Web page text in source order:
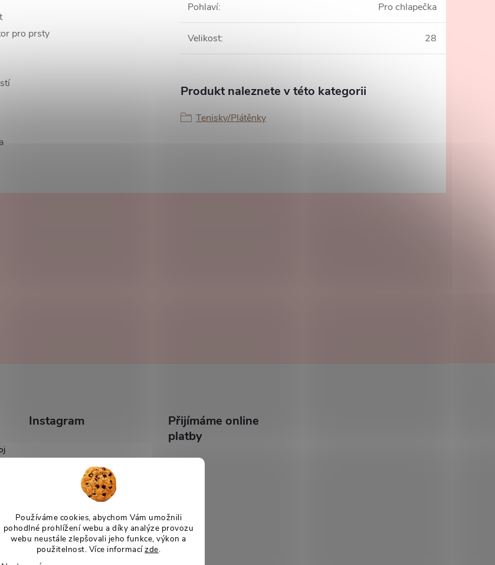
Používáme cookies, abychom Vám umožnili
pohodlné prohlížení webu a díky analýze provozu
webu neustále zlepšovali jeho funkce, výkon a
použitelnost. Více informacízde.
pro prsty
Pohlaví: Pro chlapečka
Velikost: 28
Produkt naleznete v této kategorii
Tenisky/Plátěnky
Instagram
Přijímáme online
platby